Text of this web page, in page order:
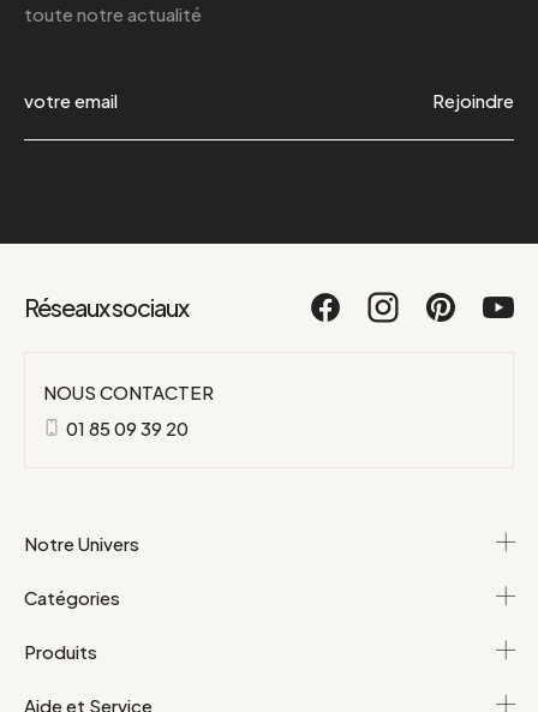
toute notre actualité
Rejoindre
Réseaux sociaux
NOUS CONTACTER
01 85 09 39 20
Notre Univers
Catégories
Produits
Aide et Service